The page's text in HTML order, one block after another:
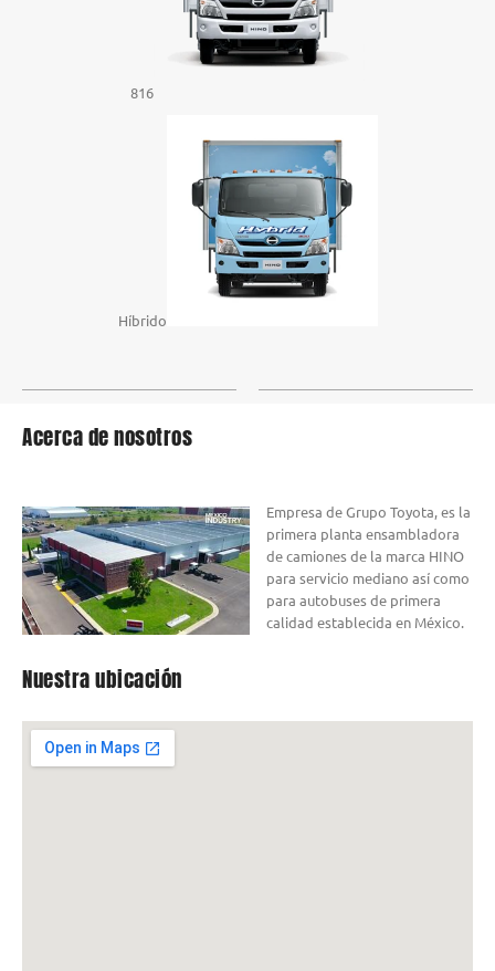
816
Híbrido
Acerca de nosotros
Empresa de Grupo Toyota, es la
primera planta ensambladora
de camiones de la marca HINO
para servicio mediano así como
para autobuses de primera
calidad establecida en México.
Nuestra ubicación